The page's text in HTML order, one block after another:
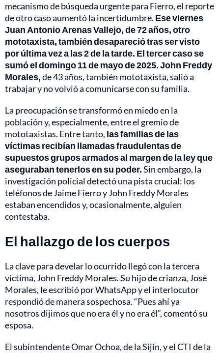
mecanismo de búsqueda urgente para Fierro, el reporte
de otro caso aumentó la incertidumbre. Ese viernes
Juan Antonio Arenas Vallejo, de 72 años, otro
mototaxista, también desapareció tras ser visto
por última vez a las 2 de la tarde. El tercer caso se
sumó el domingo 11 de mayo de 2025. John Freddy
Morales,de 43 años, también mototaxista, salió a
trabajar y no volvió a comunicarse con su familia.
La preocupación se transformó en miedo en la
población y, especialmente, entre el gremio de
mototaxistas. Entre tanto, las familias de las
víctimas recibían llamadas fraudulentas de
supuestos grupos armados al margen de la ley que
aseguraban tenerlos en su poder.Sin embargo, la
investigación policial detectó una pista crucial: los
teléfonos de Jaime Fierro y John Freddy Morales
estaban encendidos y, ocasionalmente, alguien
contestaba.
El hallazgo de los cuerpos
La clave para develar lo ocurrido llegó con la tercera
víctima, John Freddy Morales. Su hijo de crianza, José
Morales, le escribió por WhatsApp y el interlocutor
respondió de manera sospechosa. “Pues ahí ya
nosotros dijimos que no era él y no era él”, comentó su
esposa.
El subintendente Omar Ochoa, de la Sijín, y el CTI de la